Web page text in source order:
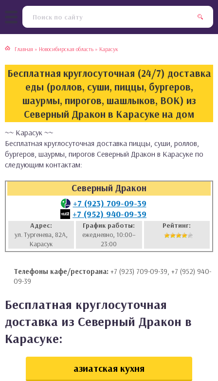
Главная » Новосибирская область » Карасук
Бесплатная круглосуточная (24/7) доставка
еды (роллов, суши, пиццы, бургеров,
шаурмы, пирогов, шашлыков, ВОК) из
Северный Дракон в Карасуке на дом
~~ Карасук ~~
Бесплатная круглосуточная доставка пиццы, суши, роллов,
бургеров, шаурмы, пирогов Северный Дракон в Карасуке по
следующим контактам:
Северный Дракон
+7 (923) 709-09-39
+7 (952) 940-09-39
Адрес:
ул. Тургенева, 82А,
Карасук
График работы:
ежедневно, 10:00–
23:00
Рейтинг:
Телефоны кафе/ресторана: +7 (923) 709-09-39, +7 (952) 940-
09-39
Бесплатная круглосуточная
доставка из Северный Дракон в
Карасуке:
азиатская кухня
кухня
кухня
кухня
кухня
булочки